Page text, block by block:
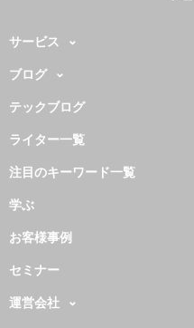
サービス
ブログ
テックブログ
ライター一覧
注目のキーワード一覧
学ぶ
お客様事例
セミナー
運営会社